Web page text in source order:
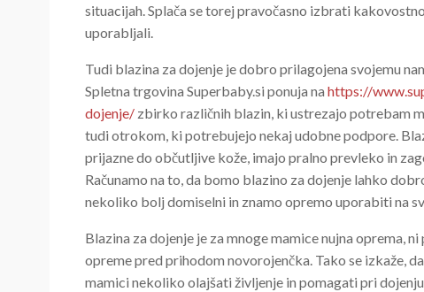
situacijah. Splača se torej pravočasno izbrati
uporabljali.
Tudi blazina za dojenje je dobro prilagojena svojemu
Spletna trgovina Superbaby.si ponuja na https://
dojenje/ zbirko različnih blazin, ki ustrezajo potrebam
tudi otrokom, ki potrebujejo nekaj udobne podpore.
prijazne do občutljive kože, imajo pralno prevleko in
Računamo na to, da bomo blazino za dojenje lahko
nekoliko bolj domiselni in znamo opremo uporabiti na
Blazina za dojenje je za mnoge mamice nujna oprema,
opreme pred prihodom novorojenčka. Tako se izkaže,
mamici nekoliko olajšati življenje in pomagati pri